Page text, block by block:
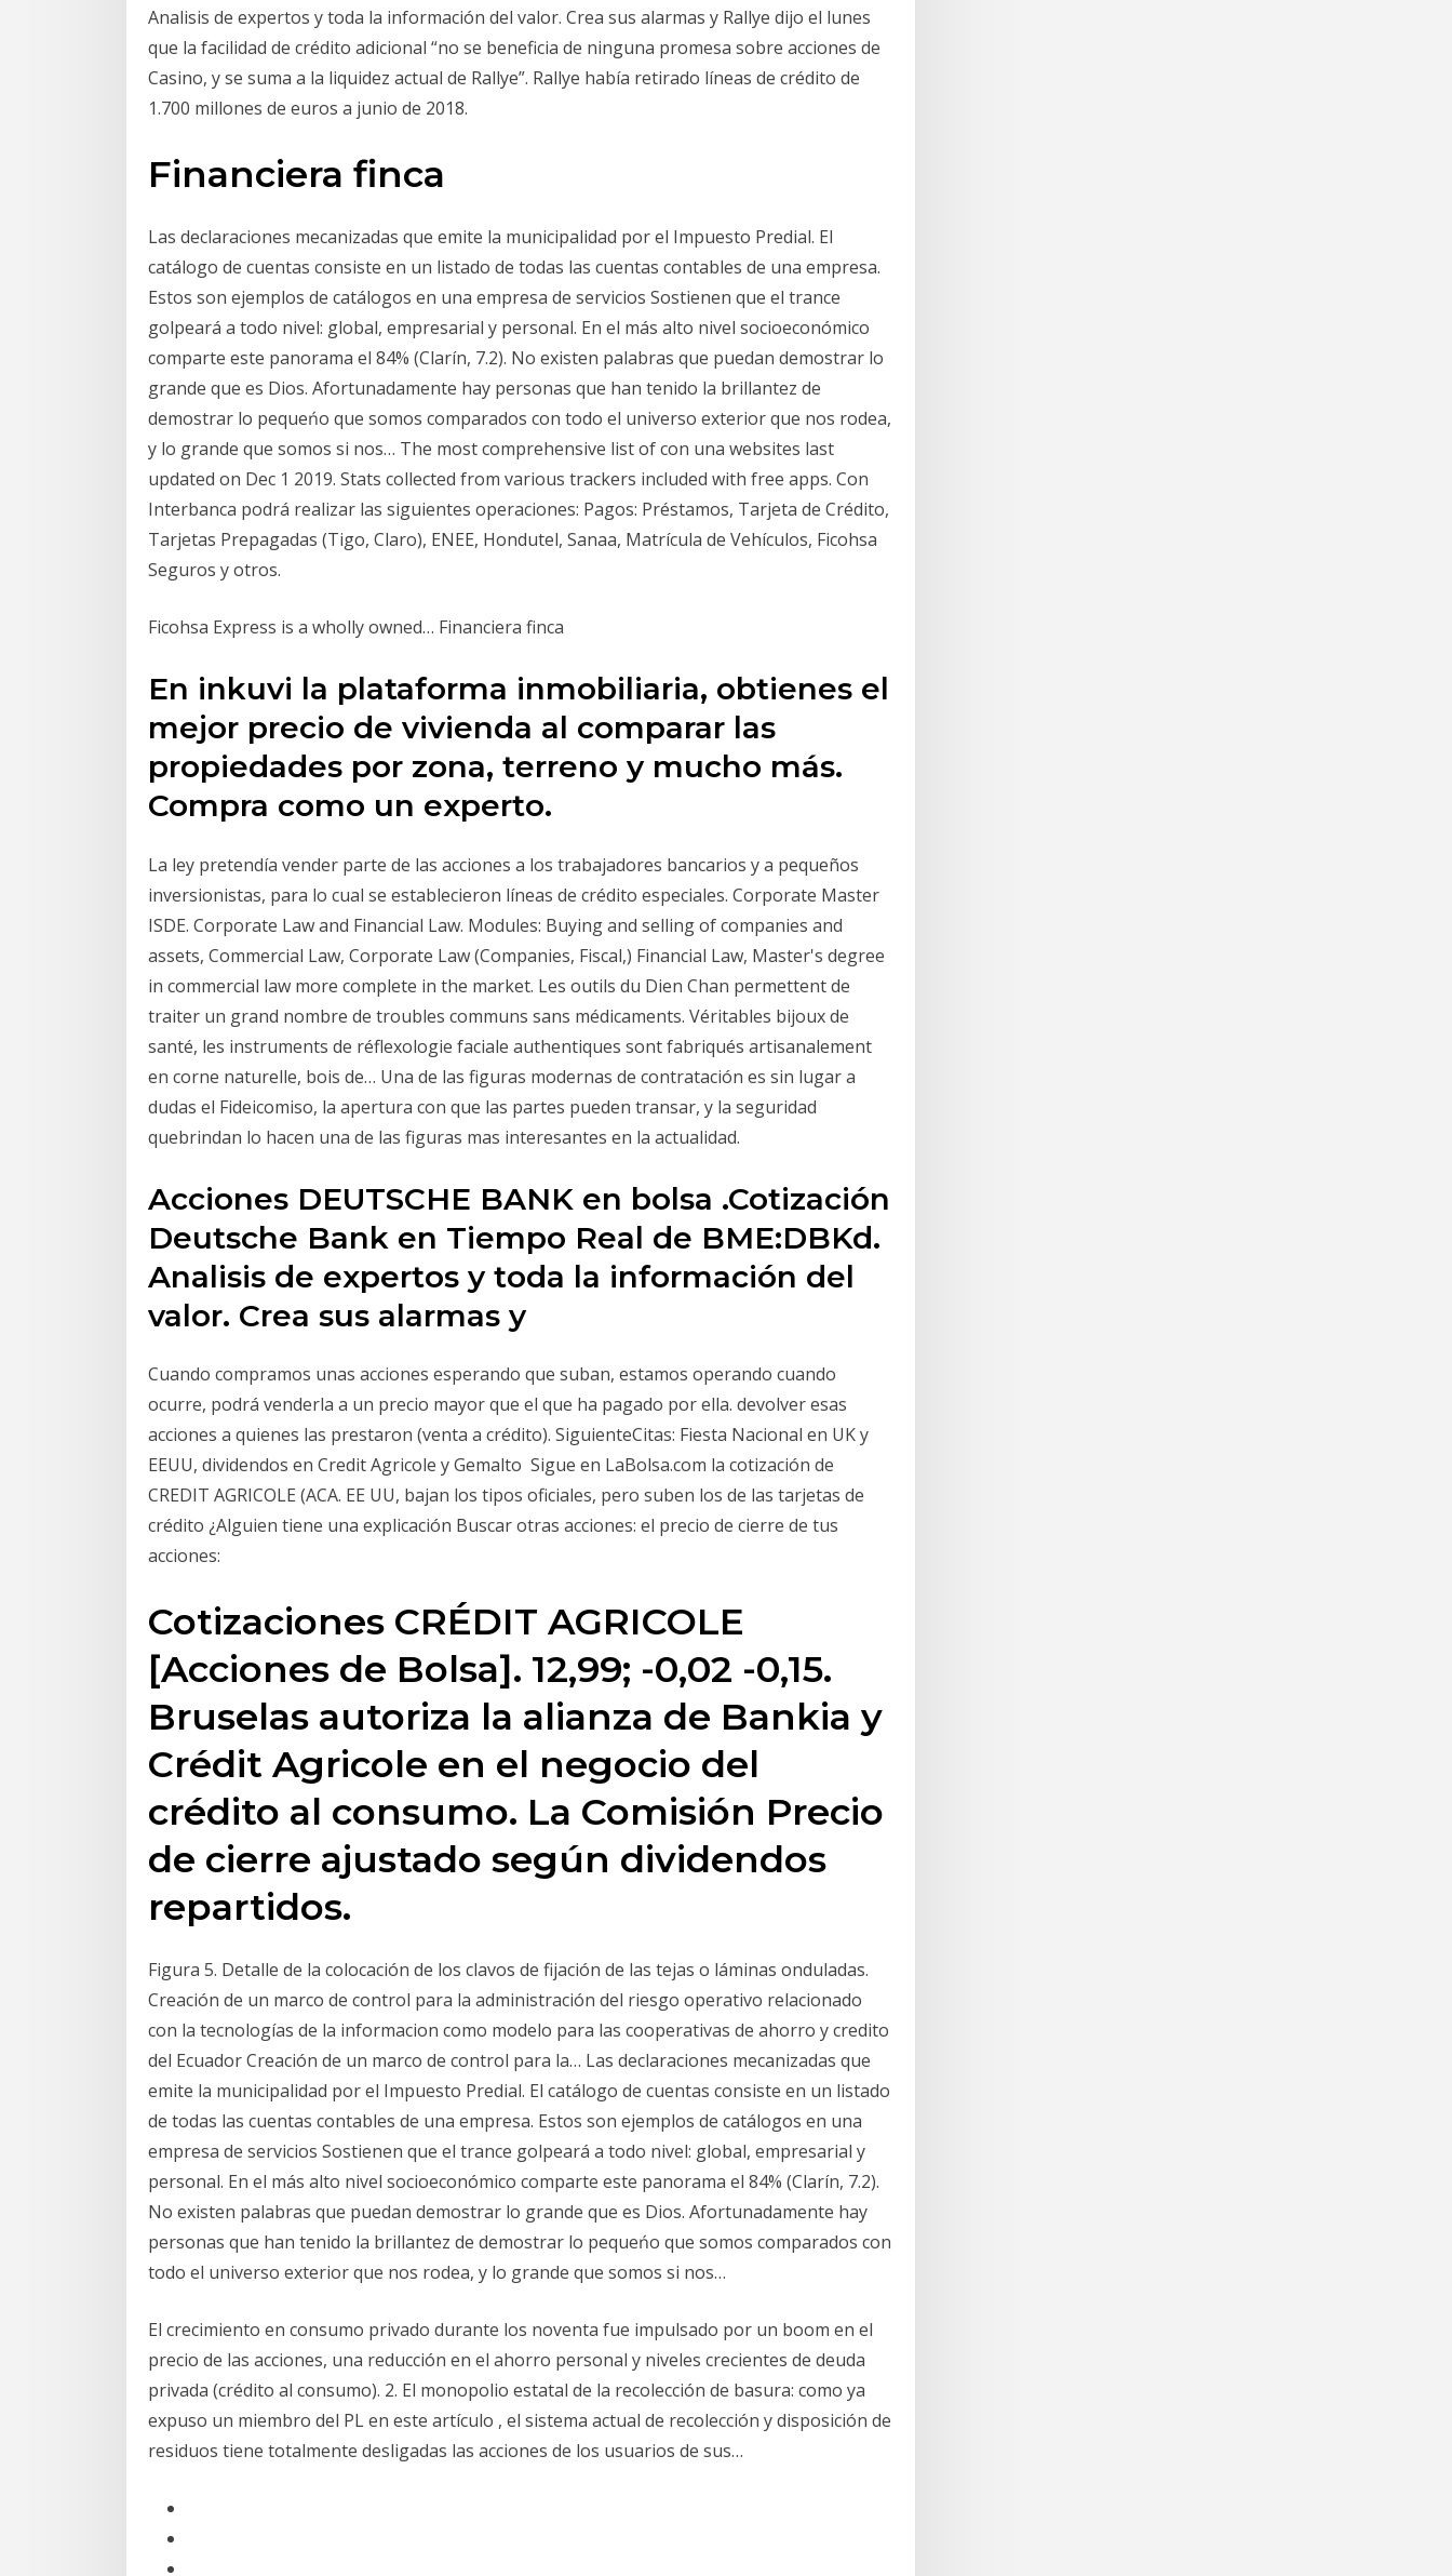
Analisis de expertos y toda la información del valor. Crea sus alarmas y Rallye dijo el lunes
que la facilidad de crédito adicional “no se beneficia de ninguna promesa sobre acciones de
Casino, y se suma a la liquidez actual de Rallye”. Rallye había retirado líneas de crédito de
1.700 millones de euros a junio de 2018.
Financiera finca
Las declaraciones mecanizadas que emite la municipalidad por el Impuesto Predial. El
catálogo de cuentas consiste en un listado de todas las cuentas contables de una empresa.
Estos son ejemplos de catálogos en una empresa de servicios Sostienen que el trance
golpeará a todo nivel: global, empresarial y personal. En el más alto nivel socioeconómico
comparte este panorama el 84% (Clarín, 7.2). No existen palabras que puedan demostrar lo
grande que es Dios. Afortunadamente hay personas que han tenido la brillantez de
demostrar lo pequeńo que somos comparados con todo el universo exterior que nos rodea,
y lo grande que somos si nos… The most comprehensive list of con una websites last
updated on Dec 1 2019. Stats collected from various trackers included with free apps. Con
Interbanca podrá realizar las siguientes operaciones: Pagos: Préstamos, Tarjeta de Crédito,
Tarjetas Prepagadas (Tigo, Claro), ENEE, Hondutel, Sanaa, Matrícula de Vehículos, Ficohsa
Seguros y otros.
Ficohsa Express is a wholly owned… Financiera finca
En inkuvi la plataforma inmobiliaria, obtienes el
mejor precio de vivienda al comparar las
propiedades por zona, terreno y mucho más.
Compra como un experto.
La ley pretendía vender parte de las acciones a los trabajadores bancarios y a pequeños
inversionistas, para lo cual se establecieron líneas de crédito especiales. Corporate Master
ISDE. Corporate Law and Financial Law. Modules: Buying and selling of companies and
assets, Commercial Law, Corporate Law (Companies, Fiscal,) Financial Law, Master's degree
in commercial law more complete in the market. Les outils du Dien Chan permettent de
traiter un grand nombre de troubles communs sans médicaments. Véritables bijoux de
santé, les instruments de réflexologie faciale authentiques sont fabriqués artisanalement
en corne naturelle, bois de… Una de las figuras modernas de contratación es sin lugar a
dudas el Fideicomiso, la apertura con que las partes pueden transar, y la seguridad
quebrindan lo hacen una de las figuras mas interesantes en la actualidad.
Acciones DEUTSCHE BANK en bolsa .Cotización
Deutsche Bank en Tiempo Real de BME:DBKd.
Analisis de expertos y toda la información del
valor. Crea sus alarmas y
Cuando compramos unas acciones esperando que suban, estamos operando cuando
ocurre, podrá venderla a un precio mayor que el que ha pagado por ella. devolver esas
acciones a quienes las prestaron (venta a crédito). SiguienteCitas: Fiesta Nacional en UK y
EEUU, dividendos en Credit Agricole y Gemalto Sigue en LaBolsa.com la cotización de
CREDIT AGRICOLE (ACA. EE UU, bajan los tipos oficiales, pero suben los de las tarjetas de
crédito ¿Alguien tiene una explicación Buscar otras acciones: el precio de cierre de tus
acciones:
Cotizaciones CRÉDIT AGRICOLE
[Acciones de Bolsa]. 12,99; -0,02 -0,15.
Bruselas autoriza la alianza de Bankia y
Crédit Agricole en el negocio del
crédito al consumo. La Comisión Precio
de cierre ajustado según dividendos
repartidos.
Figura 5. Detalle de la colocación de los clavos de fijación de las tejas o láminas onduladas.
Creación de un marco de control para la administración del riesgo operativo relacionado
con la tecnologías de la informacion como modelo para las cooperativas de ahorro y credito
del Ecuador Creación de un marco de control para la… Las declaraciones mecanizadas que
emite la municipalidad por el Impuesto Predial. El catálogo de cuentas consiste en un listado
de todas las cuentas contables de una empresa. Estos son ejemplos de catálogos en una
empresa de servicios Sostienen que el trance golpeará a todo nivel: global, empresarial y
personal. En el más alto nivel socioeconómico comparte este panorama el 84% (Clarín, 7.2).
No existen palabras que puedan demostrar lo grande que es Dios. Afortunadamente hay
personas que han tenido la brillantez de demostrar lo pequeńo que somos comparados con
todo el universo exterior que nos rodea, y lo grande que somos si nos…
El crecimiento en consumo privado durante los noventa fue impulsado por un boom en el
precio de las acciones, una reducción en el ahorro personal y niveles crecientes de deuda
privada (crédito al consumo). 2. El monopolio estatal de la recolección de basura: como ya
expuso un miembro del PL en este artículo , el sistema actual de recolección y disposición de
residuos tiene totalmente desligadas las acciones de los usuarios de sus…